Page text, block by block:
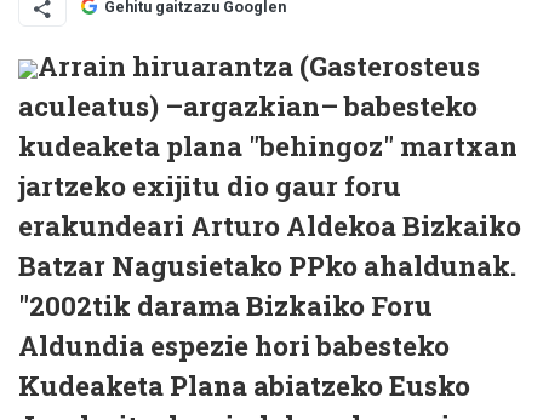
Gehitu gaitzazu Googlen
Arrain hiruarantza (Gasterosteus
aculeatus) –argazkian– babesteko
kudeaketa plana "behingoz" martxan
jartzeko exijitu dio gaur foru
erakundeari Arturo Aldekoa Bizkaiko
Batzar Nagusietako PPko ahaldunak.
"2002tik darama Bizkaiko Foru
Aldundia espezie hori babesteko
Kudeaketa Plana abiatzeko Eusko